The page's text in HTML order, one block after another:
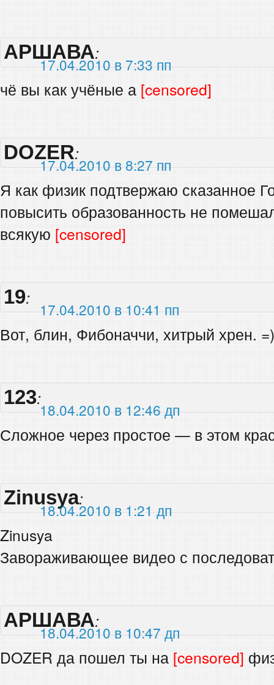
АРШАВА:
17.04.2010 в 7:33 пп
чё вы как учёные а [censored]
DOZER:
17.04.2010 в 8:27 пп
Я как физик подтвержаю сказанное
повысить образованность не
всякую [censored]
19:
17.04.2010 в 10:41 пп
Вот, блин, Фибоначчи, хитрый хрен. =)
123:
18.04.2010 в 12:46 дп
Сложное через простое — в этом
Zinusya:
18.04.2010 в 1:21 дп
Zinusya
Завораживающее видео с
АРШАВА:
18.04.2010 в 10:47 дп
DOZER да пошел ты на [censored]